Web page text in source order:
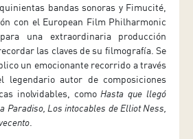
bandas sonoras y Fimucité,
con el European Film Philharmonic
una extraordinaria producción
las claves de su filmografía. Se
un emocionante recorrido a través
legendario autor de composiciones
inolvidables, como Hasta que llegó
Paradiso, Los intocables de Elliot Ness,
.